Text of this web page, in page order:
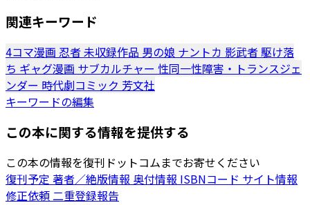
関連キーワード
4コマ漫画 忍者未収録作品 男の娘 ナントカ 影武者 駆け落
ち ギャグ漫画 サブカルチャー 性同一性障害・トランスジェ
ンダー 時代劇コミック 芳文社
キーワードの編集
この本に関する情報を提供する
この本の情報を復刊ドットコムまでお寄せください
復刊予定 著者／絶版情報 奥付情報 ISBNコード サイト情報
修正依頼二重登録報告